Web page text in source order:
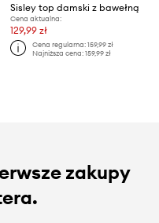
Sisley top damski z bawełną
Cena aktualna:
129,99 zł
Cena regularna: 159,99 zł
Najniższa cena: 159,99 zł
zakupy